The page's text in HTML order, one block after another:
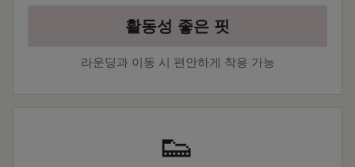
활동성 좋은 핏
라운딩과 이동 시 편안하게 착용 가능
👟